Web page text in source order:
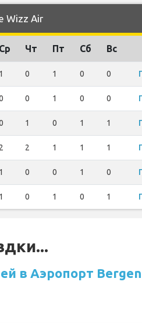
Wizz Air
Ср Чт Пт Сб Вс
1 0 1 0 0
0 1 0 0
1 0 1 1
2 2 1 1 1
1 0 0 1 0
1 0 1 0 1
в Аэропорт Bergen